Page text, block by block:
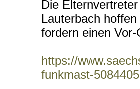
Die
Lauterbach
fordern einen
https://
funkmast-